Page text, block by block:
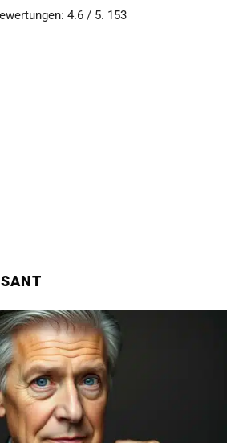
4.6 / 5. 153
und Biographie
über Teddy Spegel Vermögen
von seinen Anfängen bis zum...